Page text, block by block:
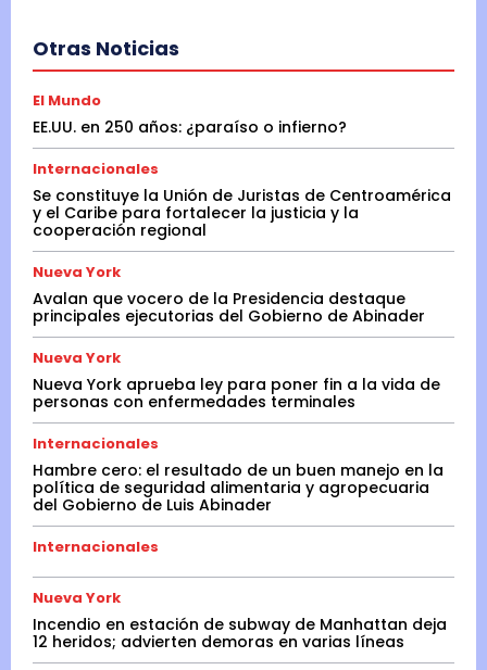
Otras Noticias
El Mundo
EE.UU. en 250 años: ¿paraíso o infierno?
Internacionales
Se constituye la Unión de Juristas de Centroamérica
y el Caribe para fortalecer la justicia y la
cooperación regional
Nueva York
Avalan que vocero de la Presidencia destaque
principales ejecutorias del Gobierno de Abinader
Nueva York
Nueva York aprueba ley para poner fin a la vida de
personas con enfermedades terminales
Internacionales
Hambre cero: el resultado de un buen manejo en la
política de seguridad alimentaria y agropecuaria
del Gobierno de Luis Abinader
Internacionales
Nueva York
Incendio en estación de subway de Manhattan deja
12 heridos; advierten demoras en varias líneas